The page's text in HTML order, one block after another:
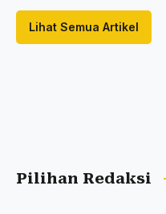
Lihat Semua Artikel
Pilihan Redaksi